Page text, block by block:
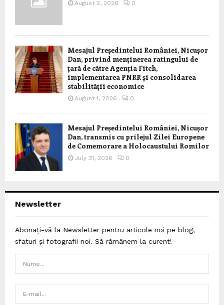
August 2, 2026 0
Mesajul Președintelui României, Nicușor
Dan, privind menținerea ratingului de
țară de către Agenția Fitch,
implementarea PNRR și consolidarea
stabilității economice
August 1, 2026 0
Mesajul Președintelui României, Nicușor
Dan, transmis cu prilejul Zilei Europene
de Comemorare a Holocaustului Romilor
July 31, 2026 0
Newsletter
Abonați-vă la Newsletter pentru articole noi pe blog,
sfaturi și fotografii noi. Să rămânem la curent!